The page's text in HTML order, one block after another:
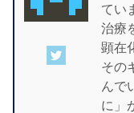
てい
治療
顕在
その
んで
に」